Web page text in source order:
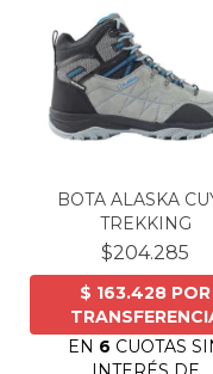
BOTA ALASKA
TREKKING
$204.285